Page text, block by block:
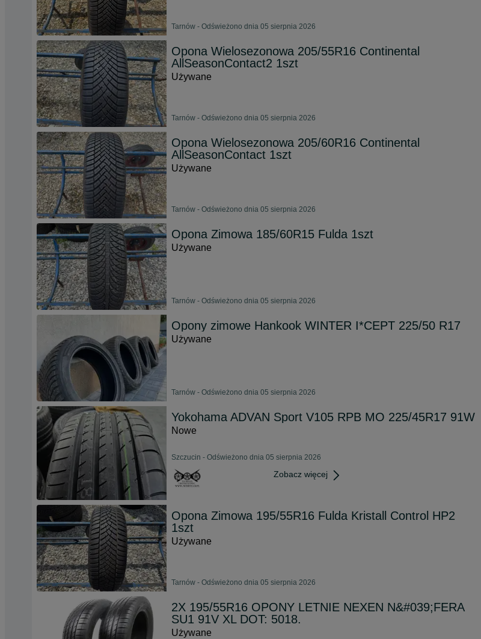
Tarnów - Odświeżono dnia 05 sierpnia 2026
Opona Wielosezonowa 205/55R16 Continental
AllSeasonContact2 1szt
Używane
Tarnów - Odświeżono dnia 05 sierpnia 2026
Opona Wielosezonowa 205/60R16 Continental
AllSeasonContact 1szt
Używane
Tarnów - Odświeżono dnia 05 sierpnia 2026
Opona Zimowa 185/60R15 Fulda 1szt
Używane
Tarnów - Odświeżono dnia 05 sierpnia 2026
Opony zimowe Hankook WINTER I*CEPT 225/50 R17
Używane
Tarnów - Odświeżono dnia 05 sierpnia 2026
Yokohama ADVAN Sport V105 RPB MO 225/45R17 91W
Nowe
Szczucin - Odświeżono dnia 05 sierpnia 2026
Zobacz więcej
Opona Zimowa 195/55R16 Fulda Kristall Control HP2
1szt
Używane
Tarnów - Odświeżono dnia 05 sierpnia 2026
2X 195/55R16 OPONY LETNIE NEXEN N&#039;FERA
SU1 91V XL DOT: 5018.
Używane